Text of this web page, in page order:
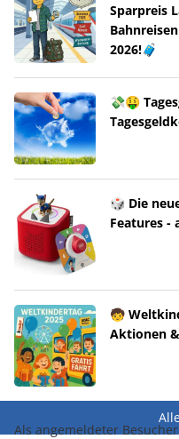
Sparpreis
2026!🧳
💸🤑
🎲 Die
Features -
🧒
Aktionen
Als angemeldeter